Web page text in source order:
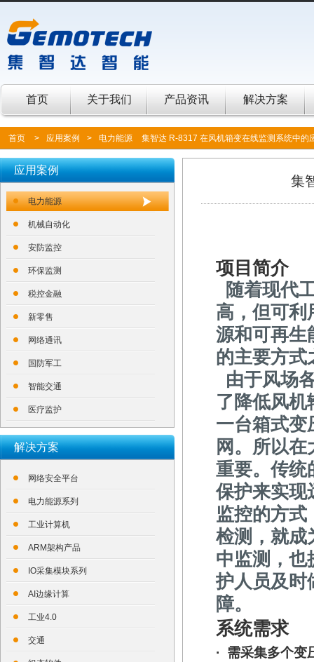
首页 关于我们 产品资讯 解决方案
首页 > 应用案例 > 电力能源 集智达 R-8317 在风机箱变在线监测系统中的
应用案例
电力能源
机械自动化
安防监控
环保监测
税控金融
新零售
网络通讯
国防军工
智能交通
医疗监护
解决方案
网络安全平台
电力能源系列
工业计算机
ARM架构产品
IO采集模块系列
AI边缘计算
工业4.0
交通
集
项目简介
随着现代
高，但可利
源和可再生
的主要方式
由于风场
了降低风机
一台箱式变
网。所以
重要。传统
保护来实现
监控的方
检测，就成
中监测，也
护人员及时
障。
系统需求
· 需采集多个变